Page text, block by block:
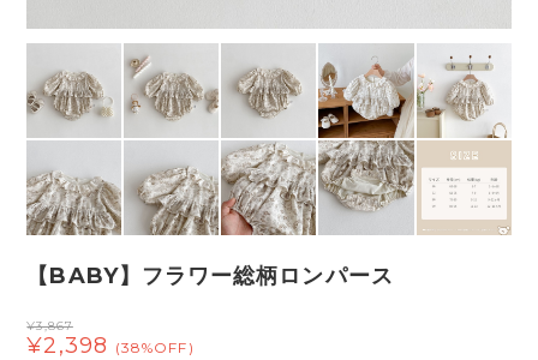
【BABY】フラワー総柄ロンパース
¥3,867
¥2,398 (38%OFF)